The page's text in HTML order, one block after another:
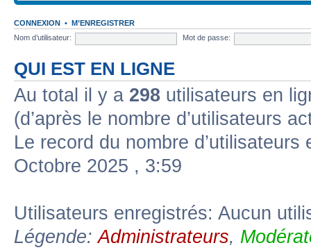
CONNEXION • M’ENREGISTRER
Nom d’utilisateur:
Mot de passe:
QUI EST EN LIGNE
Au total il y a 298 utilisateurs en
(d’après le nombre d’utilisateurs
Le record du nombre
Octobre 2025 , 3:59
Utilisateurs enregistrés: Aucun
Légende:Administrateurs,